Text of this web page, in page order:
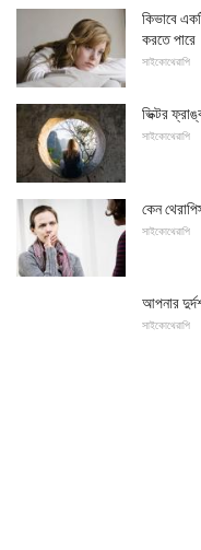
কিভাবে
করতে পারে
সাইকোথেরাপি
ভিক্টর
সাইকোথেরাপি
কেন
সাইকোথেরাপি
আপনার
সাইকোথেরাপি